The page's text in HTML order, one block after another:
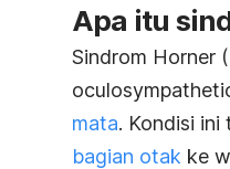
Apa itu
Sindrom Horner
mata. Kondisi ini
bagian otak ke